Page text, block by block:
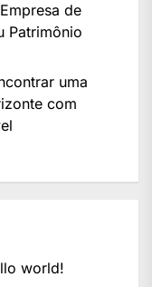
de
Patrimônio
uma
com
world!